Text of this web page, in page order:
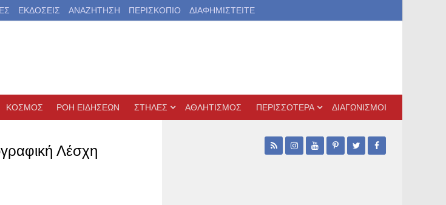
ΕΚΔΟΣΕΙΣ ΑΝΑΖΗΤΗΣΗ ΠΕΡΙΣΚΟΠΙΟ ΔΙΑΦΗΜΙΣΤΕΙΤΕ
ΚΟΣΜΟΣ ΡΟΗ ΕΙΔΗΣΕΩΝ ΣΤΗΛΕΣ ΑΘΛΗΤΙΣΜΟΣ ΠΕΡΙΣΣΟΤΕΡΑ ΔΙΑΓΩΝΙΣΜΟΙ
Λέσχη